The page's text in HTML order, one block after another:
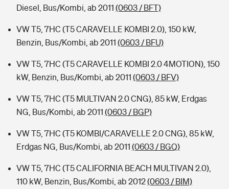
Diesel, Bus/Kombi, ab 2011 (0603 / BFT)
VW T5, 7HC (T5 CARAVELLE KOMBI 2.0), 150 kW,
Benzin, Bus/Kombi, ab 2011 (0603 / BFU)
VW T5, 7HC (T5 CARAVELLE KOMBI 2.0 4MOTION), 150
kW, Benzin, Bus/Kombi, ab 2011 (0603 / BFV)
VW T5, 7HC (T5 MULTIVAN 2.0 CNG), 85 kW, Erdgas
NG, Bus/Kombi, ab 2011 (0603 / BGP)
VW T5, 7HC (T5 KOMBI/CARAVELLE 2.0 CNG), 85 kW,
Erdgas NG, Bus/Kombi, ab 2011 (0603 / BGQ)
VW T5, 7HC (T5 CALIFORNIA BEACH MULTIVAN 2.0),
110 kW, Benzin, Bus/Kombi, ab 2012(0603 / BIM)